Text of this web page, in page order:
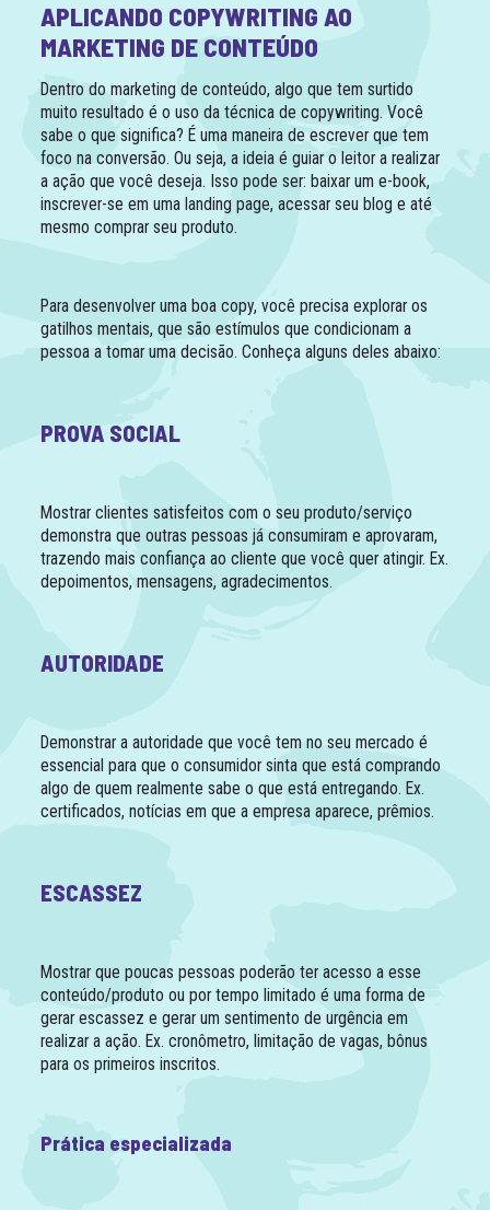
APLICANDO COPYWRITING AO
MARKETING DE CONTEÚDO
Dentro do marketing de conteúdo, algo que tem surtido
muito resultado é o uso da técnica de copywriting. Você
sabe o que significa? É uma maneira de escrever que tem
foco na conversão. Ou seja, a ideia é guiar o leitor a realizar
a ação que você deseja. Isso pode ser: baixar um e-book,
inscrever-se em uma landing page, acessar seu blog e até
mesmo comprar seu produto.
Para desenvolver uma boa copy, você precisa explorar os
gatilhos mentais, que são estímulos que condicionam a
pessoa a tomar uma decisão. Conheça alguns deles abaixo:
PROVA SOCIAL
Mostrar clientes satisfeitos com o seu produto/serviço
demonstra que outras pessoas já consumiram e aprovaram,
trazendo mais confiança ao cliente que você quer atingir. Ex.
depoimentos, mensagens, agradecimentos.
AUTORIDADE
Demonstrar a autoridade que você tem no seu mercado é
essencial para que o consumidor sinta que está comprando
algo de quem realmente sabe o que está entregando. Ex.
certificados, notícias em que a empresa aparece, prêmios.
ESCASSEZ
Mostrar que poucas pessoas poderão ter acesso a esse
conteúdo/produto ou por tempo limitado é uma forma de
gerar escassez e gerar um sentimento de urgência em
realizar a ação. Ex. cronômetro, limitação de vagas, bônus
para os primeiros inscritos.
Prática especializada